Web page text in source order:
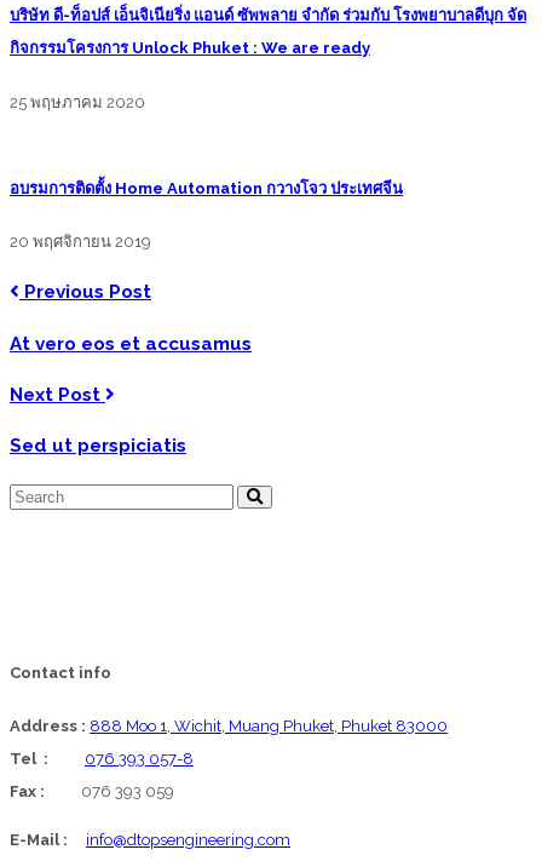
บริษัท ดี-ท็อปส์ เอ็นจิเนียริ่ง แอนด์ ซัพพลาย จำกัด ร่วมกับ โรงพยาบาลดีบุก จัด
กิจกรรมโครงการ Unlock Phuket : We are ready
25 พฤษภาคม 2020
อบรมการติดตั้ง Home Automation กวางโจว ประเทศจีน
20 พฤศจิกายน 2019
Previous Post
At vero eos et accusamus
Next Post
Sed ut perspiciatis
Contact info
Address : 888 Moo 1, Wichit, Muang Phuket, Phuket 83000
Tel : 076 393 057-8
Fax : 076 393 059
E-Mail : info@dtopsengineering.com